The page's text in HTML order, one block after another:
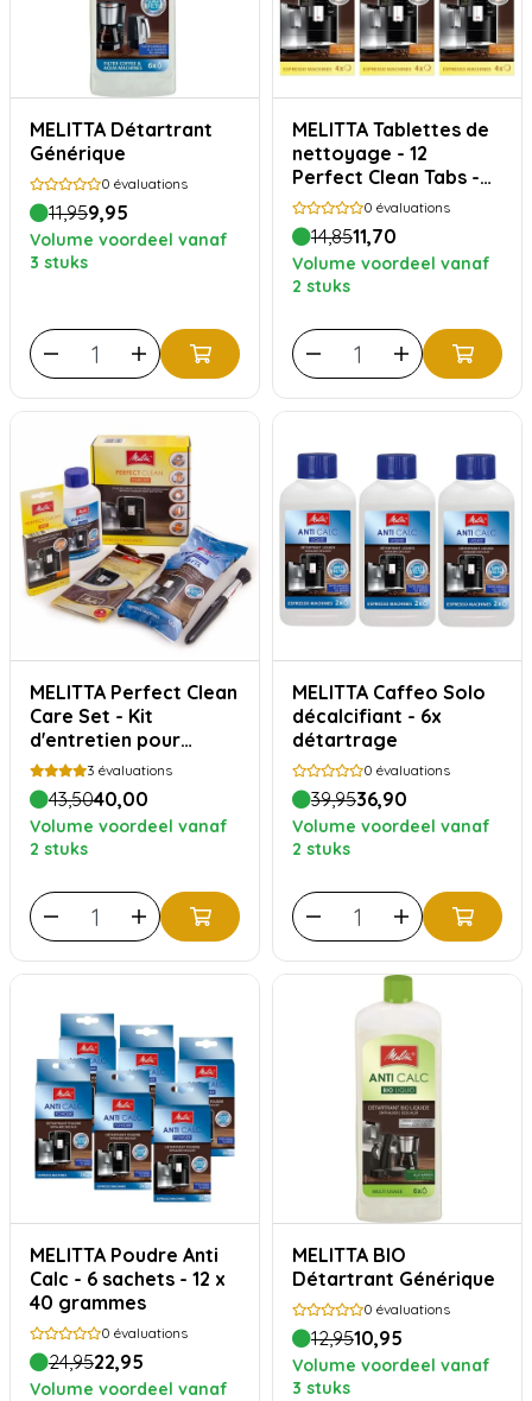
MELITTA Détartrant
Générique
0 évaluations
11,959,95
Volume voordeel vanaf
3 stuks
MELITTA Tablettes de
nettoyage - 12
Perfect Clean Tabs -
pour 1 an de
nettoyage
0 évaluations
14,8511,70
Volume voordeel vanaf
2 stuks
MELITTA Perfect Clean
Care Set - Kit
d'entretien pour
machines à café
automatiques
3 évaluations
43,5040,00
Volume voordeel vanaf
2 stuks
MELITTA Caffeo Solo
décalcifiant - 6x
détartrage
0 évaluations
39,9536,90
Volume voordeel vanaf
2 stuks
MELITTA Poudre Anti
Calc - 6 sachets - 12 x
40 grammes
0 évaluations
24,9522,95
Volume voordeel vanaf
MELITTA BIO
Détartrant Générique
0 évaluations
12,9510,95
Volume voordeel vanaf
3 stuks